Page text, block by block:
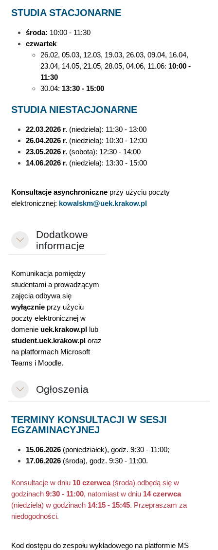
STUDIA STACJONARNE
środa: 10:00 - 11:30
czwartek
26.02, 05.03, 12.03, 19.03, 26.03, 09.04, 16.04,
23.04, 14.05, 21.05, 28.05, 04.06, 11.06: 10:00 -
11:30
30.04: 13:30 - 15:00
STUDIA NIESTACJONARNE
22.03.2026 r. (niedziela): 11:30 - 13:00
26.04.2026 r. (niedziela): 10:30 - 12:00
23.05.2026 r. (sobota): 12:30 - 14:00
14.06.2026 r.(niedziela): 13:30 - 15:00
Konsultacje asynchroniczneprzy użyciu poczty
elektronicznej: kowalskm@uek.krakow.pl
Minimalizuj
Dodatkowe
informacje
Komunikacja pomiędzy
studentami a prowadzącym
zajęcia odbywa się
wyłącznieprzy użyciu
poczty elektronicznej w
domenie uek.krakow.pllub
student.uek.krakow.ploraz
na platformach Microsoft
Teams i Moodle.
MinimalizujOgłoszenia
TERMINY KONSULTACJI W SESJI
EGZAMINACYJNEJ
15.06.2026(poniedziałek), godz. 9:30 - 11:00;
17.06.2026(środa), godz. 9:30 - 11:00.
Konsultacje w dniu 10 czerwca(środa) odbędą się w
godzinach 9:30 - 11:00, natomiast w dniu 14 czerwca
(niedziela) w godzinach 14:15 - 15:45. Przepraszam za
niedogodności.
Kod dostępu do zespołu wykładowego na platformie MS